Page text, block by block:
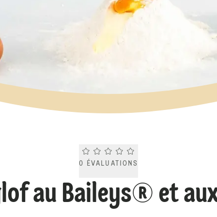
Current rating 0.0. Click to rate.
0 ÉVALUATIONS
au Baileys® et